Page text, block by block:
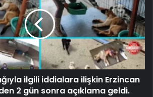
ilgili iddialara ilişkin Erzincan
2 gün sonra açıklama geldi.